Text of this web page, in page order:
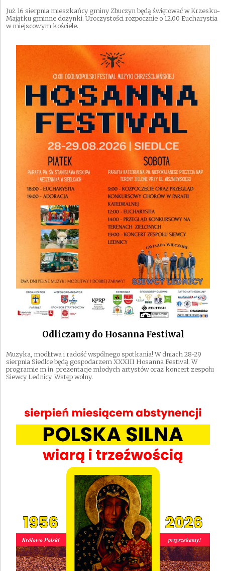
Już 16 sierpnia mieszkańcy gminy Zbuczyn będą świętować w Krzesku-
Majątku gminne dożynki. Uroczystości rozpocznie o 12.00 Eucharystia
w miejscowym kościele.
Odliczamy do Hosanna Festiwal
Muzyka, modlitwa i radość wspólnego spotkania! W dniach 28-29
sierpnia Siedlce będą gospodarzem XXXIII Hosanna Festival. W
programie m.in. prezentacje młodych artystów oraz koncert zespołu
Siewcy Lednicy. Wstęp wolny.